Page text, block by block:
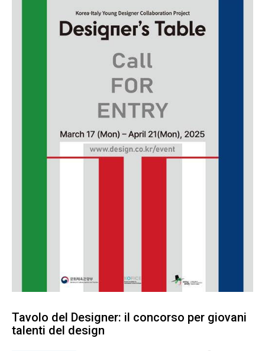
Tavolo del Designer: il concorso per giovani
talenti del design